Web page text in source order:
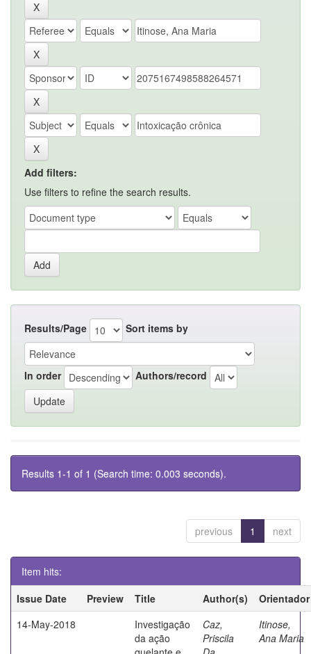
Add filters:
Use filters to refine the search results.
Results/Page Sort items by
In order Authors/record
Results 1-1 of 1 (Search time: 0.003 seconds).
previous 1 next
Item hits:
Issue Date
Preview Title Author(s)
Orientador
14-May-2018
Investigação
da ação
Caz,
Priscila
Itinose,
Ana Maria